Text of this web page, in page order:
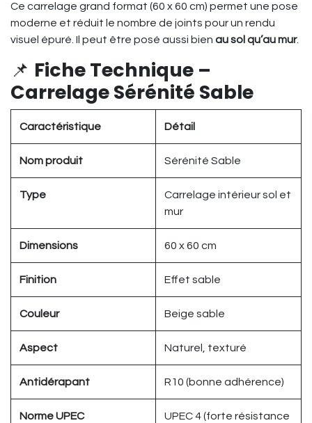
Ce carrelage grand format (60 x 60 cm) permet une pose
moderne et réduit le nombre de joints pour un rendu
visuel épuré. Il peut être posé aussi bien au sol qu’au mur.
📌 Fiche Technique –
Carrelage Sérénité Sable
Caractéristique Détail
Nom produit Sérénité Sable
Type
Carrelage intérieur sol et
mur
Dimensions 60 x 60 cm
Finition Effet sable
Couleur Beige sable
Aspect Naturel, texturé
Antidérapant R10 (bonne adhérence)
Norme UPEC
UPEC 4 (forte résistance